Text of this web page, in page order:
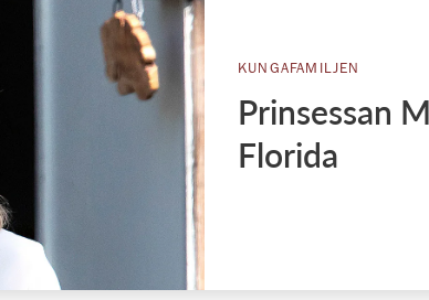
KUNGAFAMILJEN
Prinsessan
Florida